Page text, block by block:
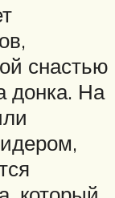
снастью
донка. На